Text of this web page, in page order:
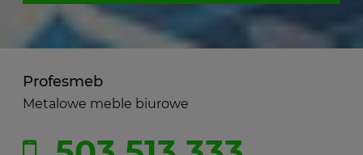
Profesmeb
Metalowe meble biurowe